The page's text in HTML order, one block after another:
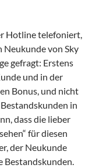
Hotline telefoniert,
Neukunde von Sky
gefragt: Erstens
und in der
Bonus, und nicht
in
dass die lieber
für diesen
der Neukunde
Bestandskunden.